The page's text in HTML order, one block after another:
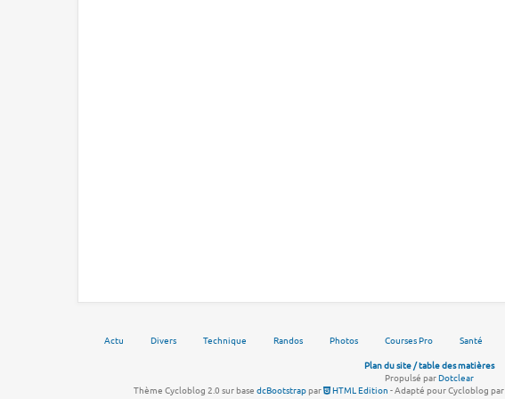
Actu Divers Technique Randos Photos Courses Pro Santé
Plan du site / table des matières
Propulsé parDotclear
Thème Cycloblog 2.0 sur base dcBootstrappar HTML Edition - Adapté pour Cycloblog par